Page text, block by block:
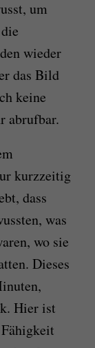
um
wieder
das Bild
keine
abrufbar.
kurzzeitig
dass
was
wo sie
Dieses
Hier ist